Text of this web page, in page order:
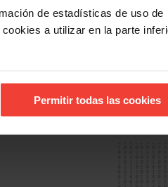
de estadísticas de uso de
a utilizar en la parte
Permitir todas las cookies